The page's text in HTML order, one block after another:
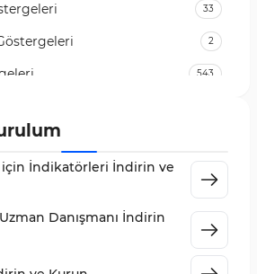
33
2
543
Göstergeleri
Profile Göstergeleri
10
MT4 Göstergeleri 9
46
için İndikatörleri İndirin ve
Danışmanı İndirin